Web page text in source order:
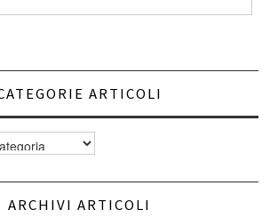
ARTICOLI
ARCHIVI ARTICOLI